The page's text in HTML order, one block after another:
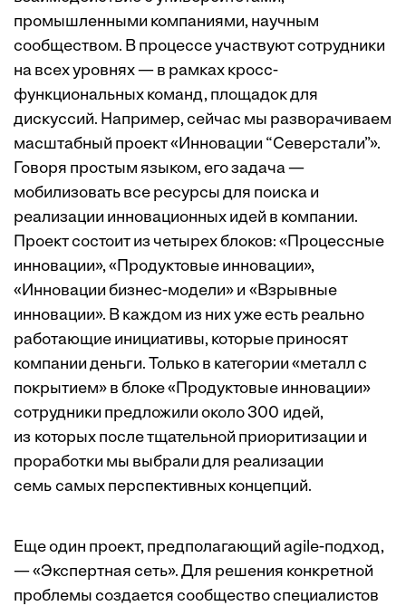
промышленными компаниями, научным
сообществом. В процессе участвуют сотрудники
на всех уровнях — в рамках кросс-
функциональных команд, площадок для
дискуссий. Например, сейчас мы разворачиваем
масштабный проект «Инновации “Северстали”».
Говоря простым языком, его задача —
мобилизовать все ресурсы для поиска и
реализации инновационных идей в компании.
Проект состоит из четырех ­блоков: «Процессные
инновации», «Продуктовые инновации»,
«Инновации бизнес-модели» и «Взрывные
инновации». В каждом из них уже есть реально
работающие инициативы, которые приносят
компании деньги. Только в категории «металл с
покрытием» в блоке «Продуктовые инновации»
сотрудники предложили около 300 идей,
из которых после тщательной приоритизации и
проработки мы выбрали для реализации
семь самых перспективных концепций.
Еще один проект, предполагающий agile-подход,
— «Экспертная сеть». Для решения конкретной
проблемы создается сообщество специалистов